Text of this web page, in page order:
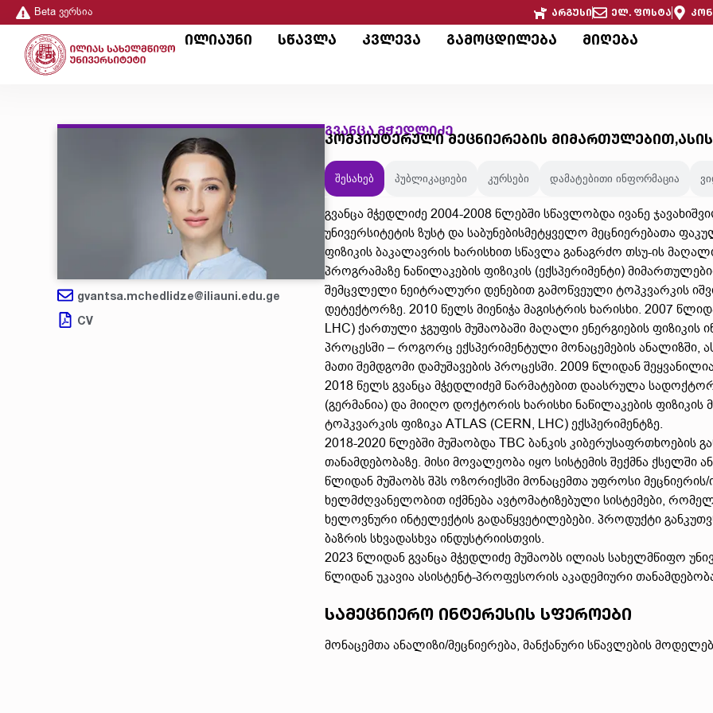
Beta ვერსია არგუსი ელ. ფოსტა
ილიაუნი სწავლა კვლევა გამოცდილება მიღება
gvantsa.mchedlidze@iliauni.edu.ge
CV
გვანცა მჭედლიძე
კომპიუტერული მეცნიერების
შესახებ პუბლიკაციები კურსები დამატებითი ინფორმაცია
გვანცა მჭედლიძე 2004-2008 წლებში სწავლობდა ივანე
უნივერსიტეტის ზუსტ და საბუნებისმეტყველო მეცნიერებათა
ფიზიკის ბაკალავრის ხარისხით სწავლა განაგრძო თსუ-ის
პროგრამაზე ნაწილაკების ფიზიკის (ექსპერიმენტი)
შემცვლელი ნეიტრალური დენებით გამოწვეული ტოპკვარკის
დეტექტორზე. 2010 წელს მიენიჭა მაგისტრის ხარისხი. 2007
LHC) ქართული ჯგუფის მუშაობაში მაღალი ენერგიების
პროცესში – როგორც ექსპერიმენტული მონაცემების ანალიზში,
მათი შემდგომი დამუშავების პროცესში. 2009 წლიდან
2018 წელს გვანცა მჭედლიძემ წარმატებით დაასრულა
(გერმანია) და მიიღო დოქტორის ხარისხი ნაწილაკების ფიზიკის
ტოპკვარკის ფიზიკა ATLAS (CERN, LHC) ექსპერიმენტზე.
2018-2020 წლებში მუშაობდა TBC ბანკის კიბერუსაფრთხოების
თანამდებობაზე. მისი მოვალეობა იყო სისტემის შექმნა
წლიდან მუშაობს შპს ოზორიქსში მონაცემთა უფროსი მეცნიერის/
ხელმძღვანელობით იქმნება ავტომატიზებული სისტემები,
ხელოვნური ინტელექტის გადაწყვეტილებები. პროდუქტი
ბაზრის სხვადასხვა ინდუსტრიისთვის.
2023 წლიდან გვანცა მჭედლიძე მუშაობს ილიას სახელმწიფო
წლიდან უკავია ასისტენტ-პროფესორის აკადემიური
სამეცნიერო ინტერესის სფეროები
მონაცემთა ანალიზი/მეცნიერება, მანქანური სწავლების